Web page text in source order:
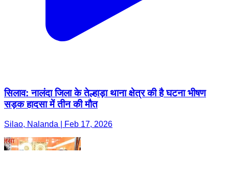
सिलाव: नालंदा जिला के तेल्हाड़ा थाना क्षेत्र की है घटना भीषण
सड़क हादसा में तीन की मौत
Silao, Nalanda | Feb 17, 2026